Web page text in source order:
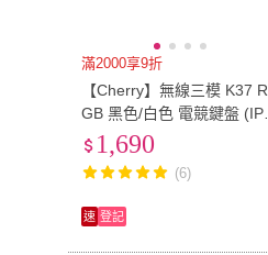
滿2000享9折
【Cherry】無線三模 K37 R
GB 黑色/白色 電競鍵盤 (IP5
4 防潑水 無線 藍牙)
1,690
(6)
速 登記